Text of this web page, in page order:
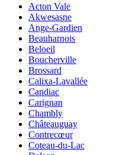
Acton Vale
Akwesasne
Ange-Gardien
Beauharnois
Beloeil
Boucherville
Brossard
Calixa-Lavallée
Candiac
Carignan
Chambly
Châteauguay
Contrecœur
Coteau-du-Lac